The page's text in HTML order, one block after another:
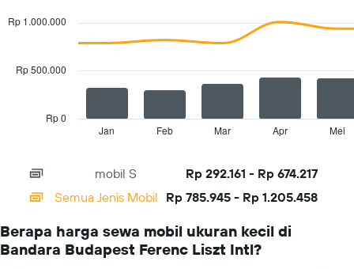
penyewaan
untuk
with
displaying
categories.
Range:
categories.
The
Jan Feb Mar Apr Mei
Rp 0
Rp 500.000
Rp 1.000.000
mobil S
Rp 292.161 - Rp 674.217
Semua Jenis Mobil Rp 785.945 - Rp 1.205.458
Berapa harga sewa mobil ukuran kecil di
Bandara Budapest Ferenc Liszt Intl?